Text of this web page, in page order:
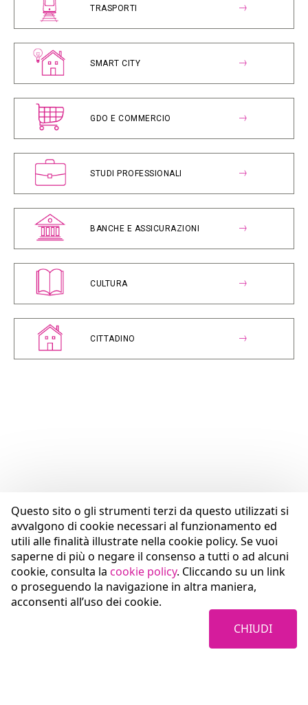
Questo sito o gli strumenti terzi da questo utilizzati si
avvalgono di cookie necessari al funzionamento ed
utili alle finalità illustrate nella cookie policy. Se vuoi
saperne di più o negare il consenso a tutti o ad alcuni
cookie, consulta la cookie policy. Cliccando su un link
o proseguendo la navigazione in altra maniera,
acconsenti all’uso dei cookie.
CHIUDI
TRASPORTI
SMART CITY
GDO E COMMERCIO
STUDI PROFESSIONALI
BANCHE E ASSICURAZIONI
CULTURA
CITTADINO